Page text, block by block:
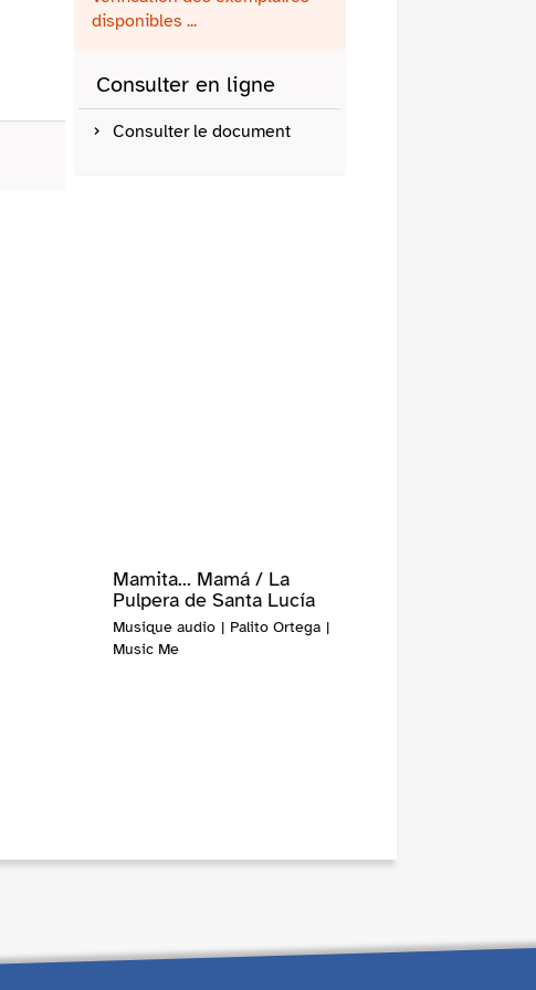
disponibles ...
Consulter en ligne
Consulter le document
Mamita... Mamá / La
Pulpera de Santa Lucía
Musique audio | Palito Ortega |
Music Me